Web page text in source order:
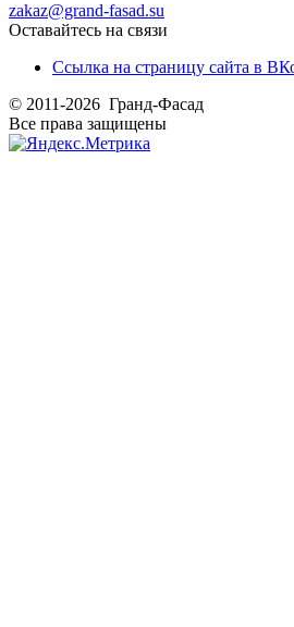
zakaz@grand-fasad.su
Оставайтесь на связи
Ссылка на страницу сайта в
© 2011-2026 Гранд-Фасад
Все права защищены